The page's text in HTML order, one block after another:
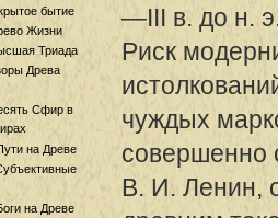
бытие
Жизни
Триада
Древа
Сфир в
на Древе
на Древе
—III в. до н.
Риск
чуждых
совершенно
В. И. Ленин,